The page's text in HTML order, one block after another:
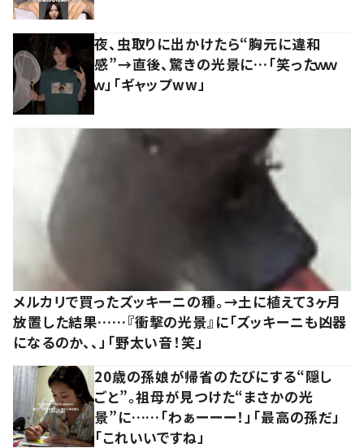
夜、虫取りに出かけたら“胸元に違和
感”→直後、驚きの光景に…「笑ったｗｗ
ｗ」「ギャップww」
メルカリで買ったズッキーニの種。→土に植えて3ヶ月
放置した結果……『衝撃の光景』に「ズッキーニも凶器
になるのか、、」「野太い音！笑」
20歳の孫娘が帰省のたびにする“隠し
ごと”。祖母が見つけた“まさかの光
景”に……「わぁーーー！」「最高の孫だ」
「これいいですね」